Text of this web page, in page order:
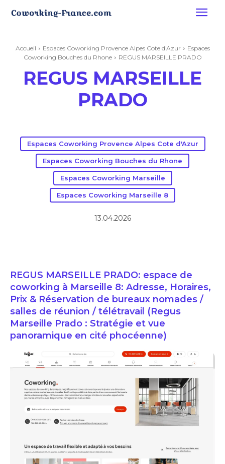
Accueil Espaces Coworking Provence Alpes Cote d'Azur
Espaces
Coworking Bouches du Rhone
REGUS MARSEILLE PRADO
REGUS MARSEILLE
PRADO
Espaces Coworking Provence Alpes Cote d'Azur
Espaces Coworking Bouches du Rhone
Espaces Coworking Marseille
Espaces Coworking Marseille 8
13.04.2026
REGUS MARSEILLE PRADO: espace de
coworking à Marseille 8: Adresse, Horaires,
Prix & Réservation de bureaux nomades /
salles de réunion / télétravail (Regus
Marseille Prado : Stratégie et vue
panoramique en cité phocéenne)